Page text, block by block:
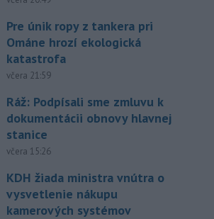
Pre únik ropy z tankera pri
Ománe hrozí ekologická
katastrofa
včera 21:59
Ráž: Podpísali sme zmluvu k
dokumentácii obnovy hlavnej
stanice
včera 15:26
KDH žiada ministra vnútra o
vysvetlenie nákupu
kamerových systémov